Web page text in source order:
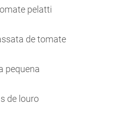
pelatti
de tomate
pequena
de louro